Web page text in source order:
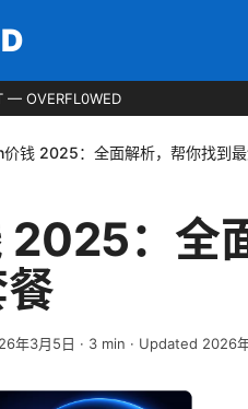
— OVERFL0WED
钱 2025：全面解析，帮你找到
：全
年3月5日 · 3 min · Updated 2026